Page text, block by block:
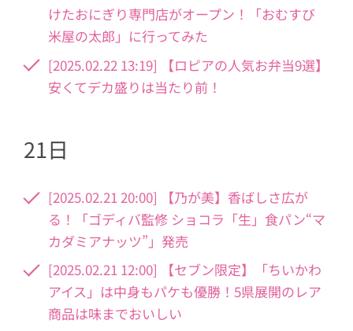
けたおにぎり専門店がオープン！「おむすび
米屋の太郎」に行ってみた
[2025.02.22 13:19] 【ロピアの人気お弁当9選】
安くてデカ盛りは当たり前！
21日
[2025.02.21 20:00] 【乃が美】香ばしさ広が
る！「ゴディバ監修 ショコラ「生」食パン“マ
カダミアナッツ”」発売
[2025.02.21 12:00] 【セブン限定】「ちいかわ
アイス」は中身もパケも優勝！5県展開のレア
商品は味までおいしい